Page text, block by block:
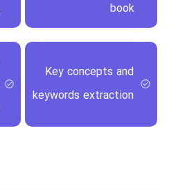
book
Key concepts and
keywords extraction